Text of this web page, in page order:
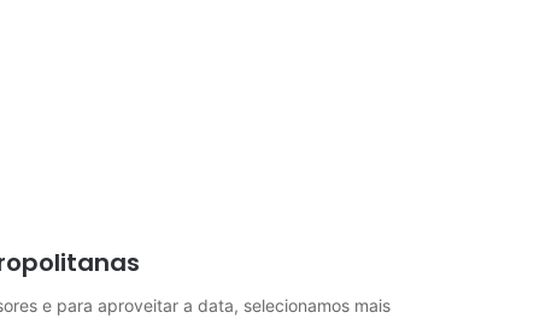
e para aproveitar a data, selecionamos mais